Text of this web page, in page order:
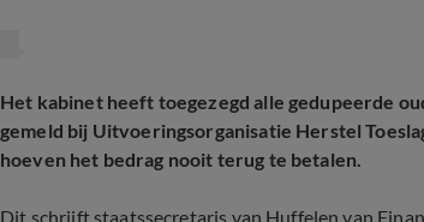
Het kabinet heeft toegezegd alle gedupeerde
gemeld bij Uitvoeringsorganisatie Herstel
hoeven het bedrag nooit terug te betalen.
Dit schrijft staatssecretaris van Huffelen van